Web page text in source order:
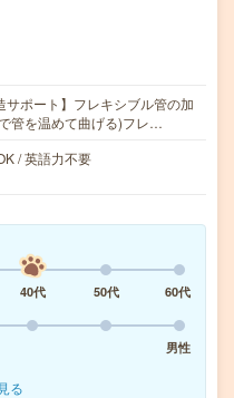
サポート】フレキシブル管の加
管を温めて曲げる)フレ…
/ 英語力不要
40代 50代
60代
男性
る